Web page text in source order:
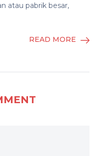
atau pabrik besar,
READ MORE